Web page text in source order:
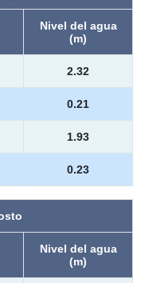
Nivel del agua
(m)
2.32
0.21
1.93
0.23
Nivel del agua
(m)